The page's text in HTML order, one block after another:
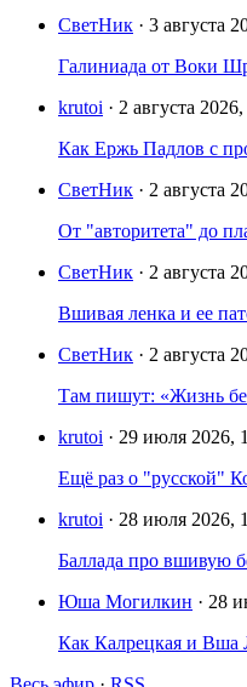
СветНик · 3 августа
Галиниада от Воки
krutoi · 2 августа
Как Ержь Падлов с
СветНик · 2 августа
От "авторитета" до
СветНик · 2 августа
Вшивая ленка и ее
СветНик · 2 августа
Там пишут: «Жизнь
krutoi · 29 июля 2026,
Ещё раз о "русской"
krutoi · 28 июля 2026,
Баллада про вшивую
Юша Могилкин · 28
Как Калрецкая и Вша